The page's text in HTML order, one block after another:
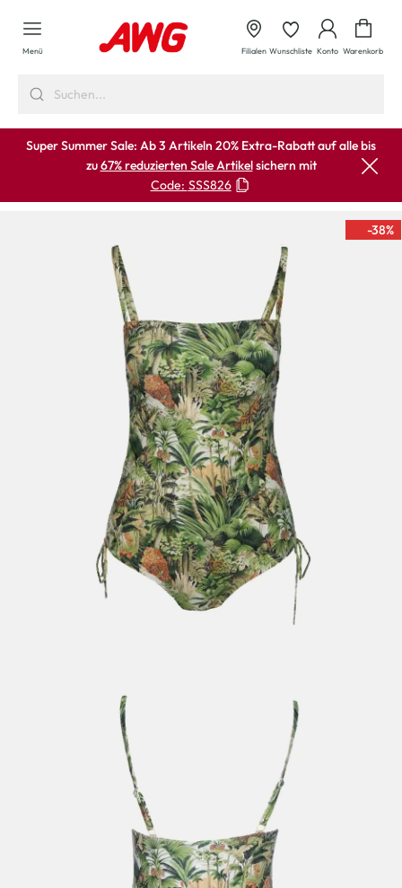
springen
Menü Filialen Wunschliste Konto Warenkorb
Super Summer Sale: Ab 3 Artikeln 20% Extra-Rabatt auf alle bis
zu67% reduzierten Sale Artikelsichern mit
Code: SSS826
-38%